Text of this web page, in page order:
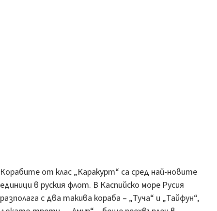
Корабите от клас „Каракурт“ са сред най-новите
единици в руския флот. В Каспийско море Русия
разполага с два такива кораба – „Туча“ и „Тайфун“,